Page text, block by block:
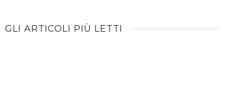
GLI ARTICOLI PIÙ LETTI